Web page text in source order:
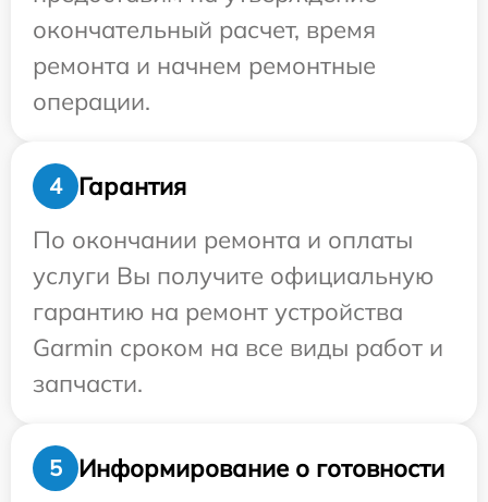
окончательный расчет, время
ремонта и начнем ремонтные
операции.
4
Гарантия
По окончании ремонта и оплаты
услуги Вы получите официальную
гарантию на ремонт устройства
Garmin сроком на все виды работ и
запчасти.
5
Информирование о готовности